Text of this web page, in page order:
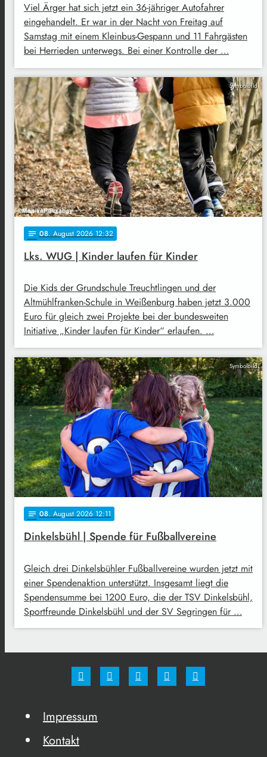
Viel Ärger hat sich jetzt ein 36-jähriger Autofahrer
eingehandelt. Er war in der Nacht von Freitag auf
Samstag mit einem Kleinbus-Gespann und 11 Fahrgästen
bei Herrieden unterwegs. Bei einer Kontrolle der …
Symbolbild
notes 08. August 2026 12:32
Lks. WUG | Kinder laufen für Kinder
Die Kids der Grundschule Treuchtlingen und der
Altmühlfranken-Schule in Weißenburg haben jetzt 3.000
Euro für gleich zwei Projekte bei der bundesweiten
Initiative „Kinder laufen für Kinder“ erlaufen. …
Symbolbild
notes 08. August 2026 12:11
Dinkelsbühl | Spende für Fußballvereine
Gleich drei Dinkelsbühler Fußballvereine wurden jetzt mit
einer Spendenaktion unterstützt. Insgesamt liegt die
Spendensumme bei 1200 Euro, die der TSV Dinkelsbühl,
Sportfreunde Dinkelsbühl und der SV Segringen für …
Impressum
Kontakt